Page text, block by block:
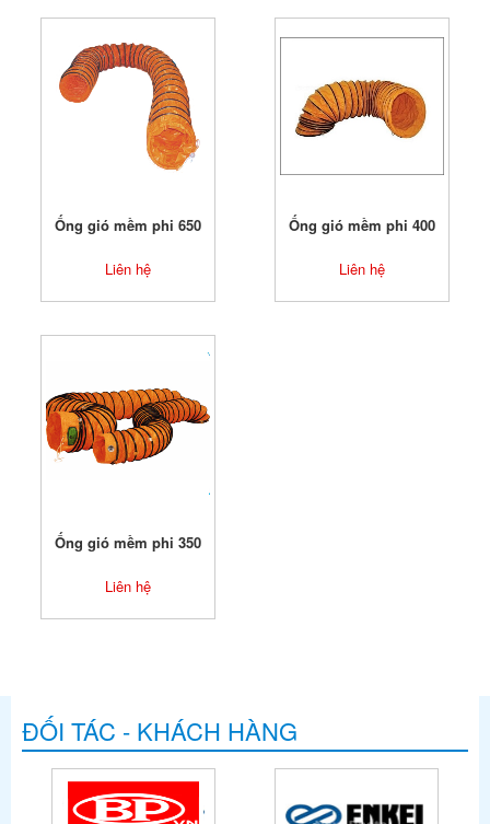
Ống gió mềm phi 650
Liên hệ
Ống gió mềm phi 400
Liên hệ
Ống gió mềm phi 350
Liên hệ
ĐỐI TÁC - KHÁCH HÀNG